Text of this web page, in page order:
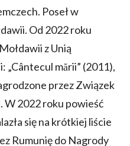
Poseł w
Od 2022 roku
z Unią
„Cântecul mării” (2011),
przez Związek
W 2022 roku powieść
się na krótkiej liście
Rumunię do Nagrody